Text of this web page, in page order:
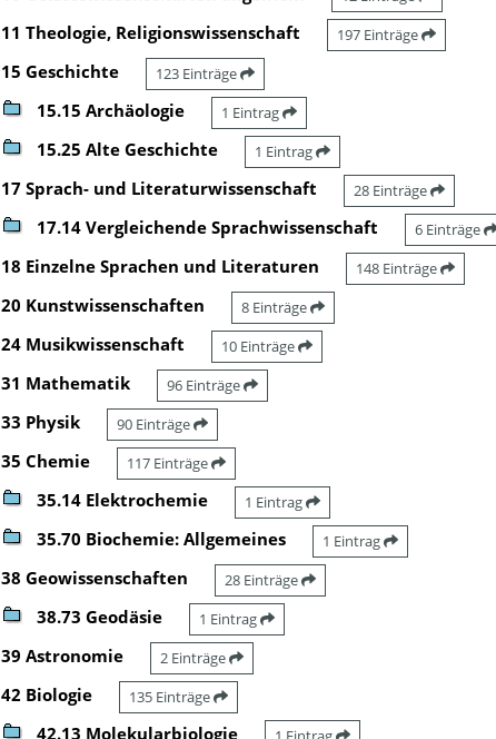
11 Theologie, Religionswissenschaft 197 Einträge
15 Geschichte 123 Einträge
15.15 Archäologie 1 Eintrag
15.25 Alte Geschichte 1 Eintrag
17 Sprach- und Literaturwissenschaft 28 Einträge
17.14 Vergleichende Sprachwissenschaft 6 Einträge
18 Einzelne Sprachen und Literaturen 148 Einträge
20 Kunstwissenschaften 8 Einträge
24 Musikwissenschaft 10 Einträge
31 Mathematik 96 Einträge
33 Physik 90 Einträge
35 Chemie 117 Einträge
35.14 Elektrochemie 1 Eintrag
35.70 Biochemie: Allgemeines 1 Eintrag
38 Geowissenschaften 28 Einträge
38.73 Geodäsie 1 Eintrag
39 Astronomie 2 Einträge
42 Biologie 135 Einträge
42.13 Molekularbiologie